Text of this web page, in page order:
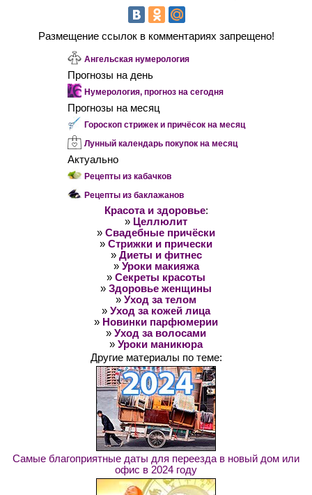
Размещение ссылок в комментариях запрещено!
Ангельская нумерология
Прогнозы на день
Нумерология, прогноз на сегодня
Прогнозы на месяц
Гороскоп стрижек и причёсок на месяц
Лунный календарь покупок на месяц
Актуально
Рецепты из кабачков
Рецепты из баклажанов
Красота и здоровье:
» Целлюлит
» Свадебные причёски
» Стрижки и прически
» Диеты и фитнес
» Уроки макияжа
» Секреты красоты
» Здоровье женщины
» Уход за телом
» Уход за кожей лица
» Новинки парфюмерии
» Уход за волосами
» Уроки маникюра
Другие материалы по теме:
Самые благоприятные даты для переезда в новый дом или
офис в 2024 году